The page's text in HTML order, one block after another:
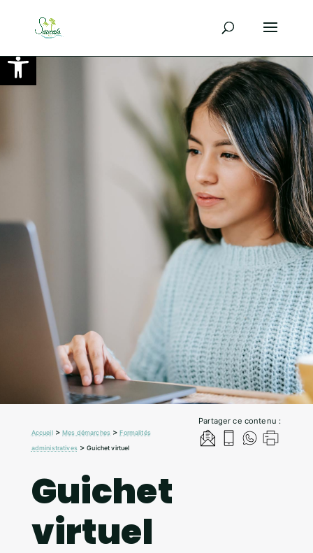
Ouvrir la barre d’outils
Partager ce contenu :
Accueil>Mes démarches >Formalités
administratives>Guichet virtuel
Guichet
virtuel